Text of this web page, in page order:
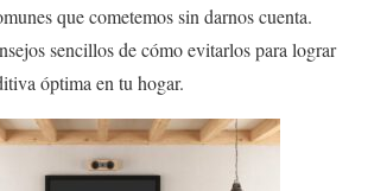
que cometemos sin darnos cuenta.
sencillos de cómo evitarlos para lograr
óptima en tu hogar.